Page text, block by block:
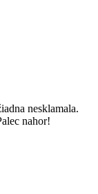
nesklamala.
nahor!